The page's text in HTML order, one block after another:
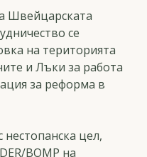
Швейцарската
се
на територията
и Лъки за работа
за реформа в
цел,
ВОМР на